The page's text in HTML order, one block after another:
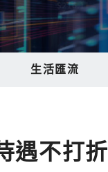
生活匯流
遇不打折